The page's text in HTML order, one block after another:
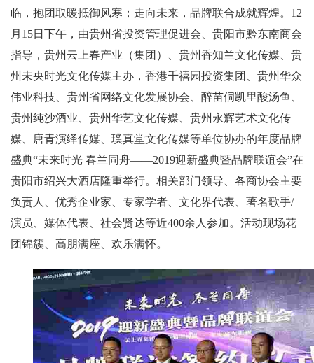
临，抱团取暖抵御风寒；走向未来，品牌联合成就辉煌。12
月15日下午，由贵州省投资管理促进会、贵阳市黔东南商会
指导，贵州云上春产业（集团）、贵州香知兰文化传媒、贵
州未央时光文化传媒主办，香港千禧园投资集团、贵州华众
伟业科技、贵州省网络文化发展协会、醉苗侗凯里酸汤鱼、
贵州纯沙酒业、贵州华艺文化传媒、贵州永辉艺术文化传
媒、唐青演绎传媒、璞真堂文化传媒等单位协办的年度品牌
盛典“未来时光 春兰同舟——2019迎新盛典暨品牌联谊会”在
贵阳市绍兴大酒店隆重举行。相关部门领导、各商协会主要
负责人、优秀企业家、专家学者、文化界代表、著名歌手/
演员、媒体代表、社会贤达等近400余人参加。活动现场花
团锦簇、高朋满座、欢乐满怀。